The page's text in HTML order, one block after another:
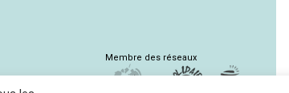
Membre des réseaux